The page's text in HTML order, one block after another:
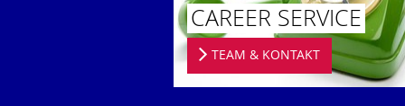
CAREER SERVICE
TEAM & KONTAKT